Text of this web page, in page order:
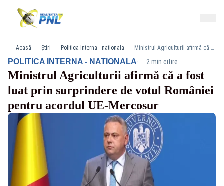
Acasă Știri Politica Interna - nationala Ministrul Agriculturii afirmă că a fost luat prin surprindere de votul României pentru acordul UE-Mercosur
POLITICA INTERNA - NATIONALA· 2 min citire
Ministrul Agriculturii afirmă că a fost
luat prin surprindere de votul României
pentru acordul UE-Mercosur